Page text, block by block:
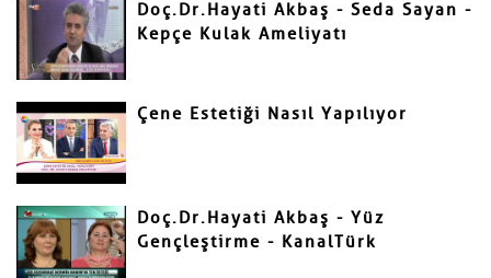
Yorumunuz
Gönder
Doç.Dr.Hayati Akbaş - Seda Sayan -
Kepçe Kulak Ameliyatı
Çene Estetiği Nasıl Yapılıyor
Doç.Dr.Hayati Akbaş - Yüz
Gençleştirme - KanalTürk